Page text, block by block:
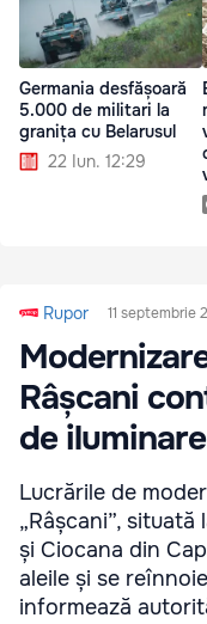
Germania desfășoară
5.000 de militari la
granița cu Belarusul
22 Iun. 12:29
Rupor 11 septembrie
Râșcani
de
Lucrările de
„Râșcani”,
și Ciocana din
aleile și se
informează